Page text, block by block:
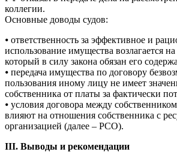
коллегии.
Основные доводы судов:
⦁ ответственность за эффективное и
использование имущества возлагается
который в силу закона обязан его
⦁ передача имущества по договору
пользования иному лицу не имеет
собственника от платы за фактически
⦁ условия договора между
влияют на отношения собственника с
организацией (далее – РСО).
III. Выводы и рекомендации